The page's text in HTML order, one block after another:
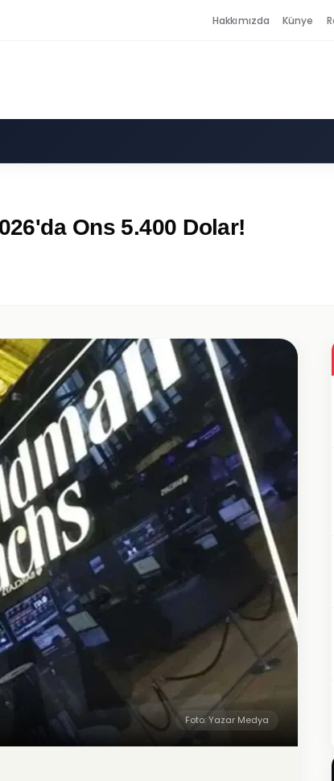
Hakkımızda Künye
Ons 5.400 Dolar!
Foto: Yazar Medya